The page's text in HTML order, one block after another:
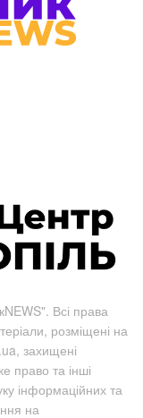
Всі права
розміщені на
захищені
право та інші
інформаційних та
на